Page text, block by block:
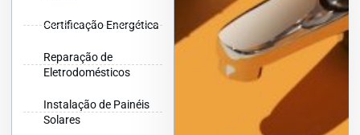
Certificação Energética
Reparação de
Eletrodomésticos
Instalação de Painéis
Solares